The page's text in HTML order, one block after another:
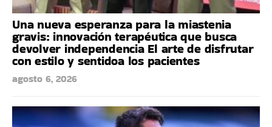
Una nueva esperanza para la miastenia
gravis: innovación terapéutica que busca
devolver independencia El arte de disfrutar
con estilo y sentidoa los pacientes
agosto 6, 2026